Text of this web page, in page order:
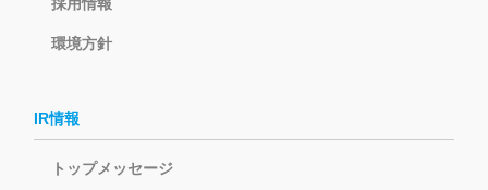
採用情報
環境方針
IR情報
トップメッセージ